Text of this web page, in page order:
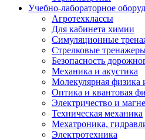
Учебно-лабораторное
Агротехклассы
Для кабинета химии
Симуляционные
Стрелковые
Безопасность
Механика и акустика
Молекулярная физика
Оптика и квантовая
Электричество и
Техническая механика
Мехатроника,
Электротехника